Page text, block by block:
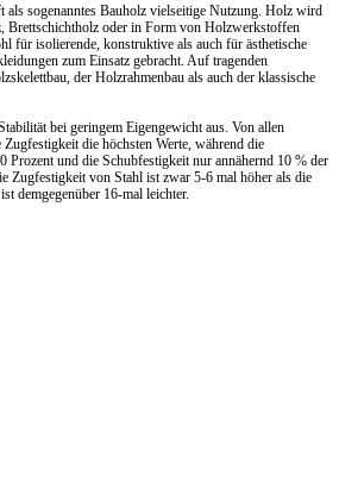
als sogenanntes Bauholz vielseitige Nutzung. Holz wird
Brettschichtholz oder in Form von Holzwerkstoffen
für isolierende, konstruktive als auch für ästhetische
zum Einsatz gebracht. Auf tragenden
der Holzrahmenbau als auch der klassische
bei geringem Eigengewicht aus. Von allen
die höchsten Werte, während die
Prozent und die Schubfestigkeit nur annähernd 10 % der
Zugfestigkeit von Stahl ist zwar 5-6 mal höher als die
demgegenüber 16-mal leichter.